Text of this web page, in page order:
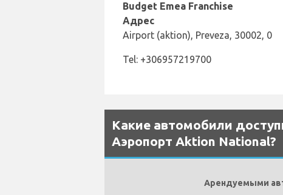
Budget Emea Franchise
Адрес
Airport (aktion), Preveza, 30002, 0
Tel: +306957219700
Какие автомобили
Аэропорт Aktion National?
Арендуемыми